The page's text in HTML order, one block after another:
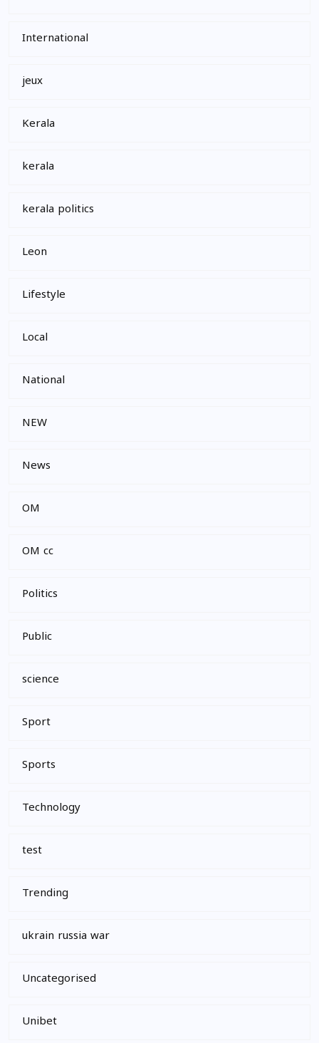
International
jeux
Kerala
kerala
kerala politics
Leon
Lifestyle
Local
National
NEW
News
OM
OM cc
Politics
Public
science
Sport
Sports
Technology
test
Trending
ukrain russia war
Uncategorised
Unibet